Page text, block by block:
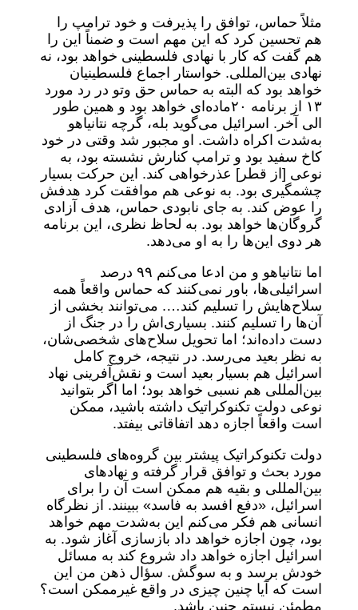
مثلاً حماس، توافق را پذیرفت و خود ترامپ را
هم تحسین کرد که این مهم است و ضمناً این را
هم گفت که کار با نهادی فلسطینی خواهد بود، نه
نهادی بین‌المللی. خواستار اجماع فلسطینیان
خواهد بود که البته به حماس حق وتو در رد مورد
۱۳ از برنامه ۲۰ماده‌ای خواهد بود و همین طور
الی آخر. اسرائیل می‌گوید بله، گرچه نتانیاهو
به‌شدت اکراه داشت. او مجبور شد وقتی در خود
کاخ سفید بود و ترامپ کنارش نشسته بود، به
نوعی [از قطر] عذرخواهی کند. این حرکت بسیار
چشمگیری بود. به نوعی هم موافقت کرد هدفش
را عوض کند. به جای نابودی حماس، هدف آزادی
گروگان‌ها خواهد بود. به لحاظ نظری، این برنامه
هر دوی این‌ها را به او می‌دهد.
اما نتانیاهو و من ادعا می‌کنم ۹۹ درصد
اسرائیلی‌ها، باور نمی‌کنند که حماس واقعاً همه
سلاح‌هایش را تسلیم کند…. می‌توانند بخشی از
آن‌ها را تسلیم کنند. بسیاری‌اش را در جنگ از
دست داده‌اند؛ اما تحویل سلاح‌های شخصی‌شان،
به نظر بعید می‌رسد. در نتیجه، خروج کامل
اسرائیل هم بسیار بعید است و نقش‌آفرینی نهاد
بین‌المللی هم نسبی خواهد بود؛ اما اگر بتوانید
نوعی دولت تکنوکراتیک داشته باشید، ممکن
است واقعاً اجازه دهد اتفاقاتی بیفتد.
دولت تکنوکراتیک پیشتر بین گروه‌های فلسطینی
مورد بحث و توافق قرار گرفته و نهادهای
بین‌المللی و بقیه هم ممکن است آن را برای
اسرائیل، «دفع افسد به فاسد» ببینند. از نظرگاه
انسانی هم فکر می‌کنم این به‌شدت مهم خواهد
بود، چون اجازه خواهد داد بازسازی آغاز شود. به
اسرائیل اجازه خواهد داد شروع کند به مسائل
خودش برسد و به سوگش. سؤال ذهن من این
است که آیا چنین چیزی در واقع غیرممکن است؟
مطمئن نیستم چنین باشد.